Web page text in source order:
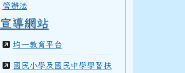
管辦法
宣導網站
均一教育平台
國民小學及國民中學學習扶